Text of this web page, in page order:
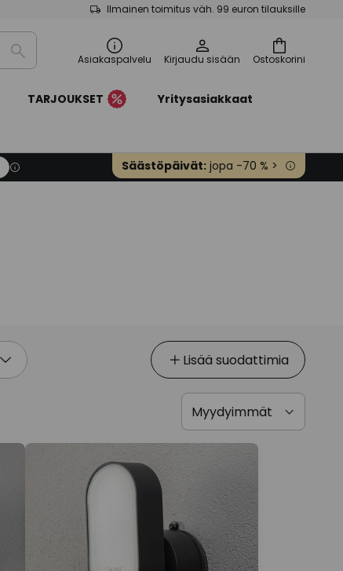
Ilmainen toimitus väh. 99 euron tilauksille
Ostoskorini
Etsi Asiakaspalvelu Kirjaudu sisään
TARJOUKSET Yritysasiakkaat
Säästöpäivät: jopa -70 % >
Lisää suodattimia